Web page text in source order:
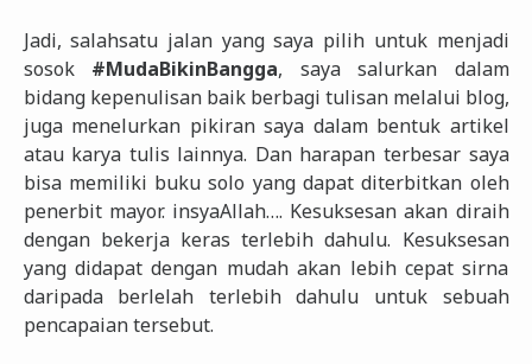
Jadi, salahsatu jalan yang saya pilih untuk menjadi
sosok #MudaBikinBangga, saya salurkan dalam
bidang kepenulisan baik berbagi tulisan melalui blog,
juga menelurkan pikiran saya dalam bentuk artikel
atau karya tulis lainnya. Dan harapan terbesar saya
bisa memiliki buku solo yang dapat diterbitkan oleh
penerbit mayor. insyaAllah…. Kesuksesan akan diraih
dengan bekerja keras terlebih dahulu. Kesuksesan
yang didapat dengan mudah akan lebih cepat sirna
daripada berlelah terlebih dahulu untuk sebuah
pencapaian tersebut.